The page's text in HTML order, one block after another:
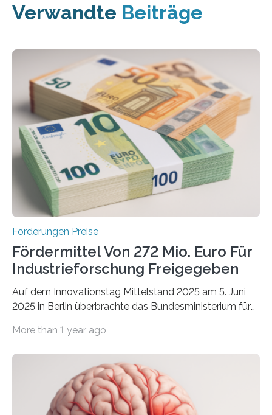
Verwandte Beiträge
Förderungen Preise
Fördermittel Von 272 Mio. Euro Für
Industrieforschung Freigegeben
Auf dem Innovationstag Mittelstand 2025 am 5. Juni
2025 in Berlin überbrachte das Bundesministerium für
Überplanmäßige Verpflichtungsermächtigungen in
Woche vom Haushaltsausschuss freigegeben – unter
anderem zur Unterstützung der
Industrieforschungsprogramme Industrielle
Gemeinschaftsforschung (IGF), Zentrales
More than 1 year ago